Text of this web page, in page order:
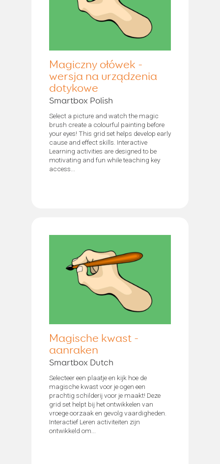
Magiczny ołówek -
wersja na urządzenia
dotykowe
Smartbox Polish
Select a picture and watch the magic
brush create a colourful painting before
your eyes! This grid set helps develop early
cause and effect skills. Interactive
Learning activities are designed to be
motivating and fun while teaching key
access...
Magische kwast -
aanraken
Smartbox Dutch
Selecteer een plaatje en kijk hoe de
magische kwast voor je ogen een
prachtig schilderij voor je maakt! Deze
grid set helpt bij het ontwikkelen van
vroege oorzaak en gevolg vaardigheden.
Interactief Leren activiteiten zijn
ontwikkeld om...